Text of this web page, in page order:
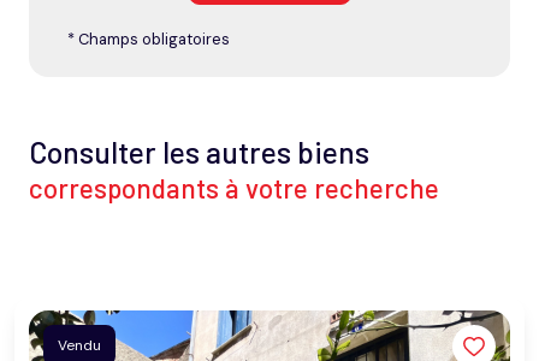
* Champs obligatoires
Consulter les autres biens
correspondants à votre recherche
Vendu